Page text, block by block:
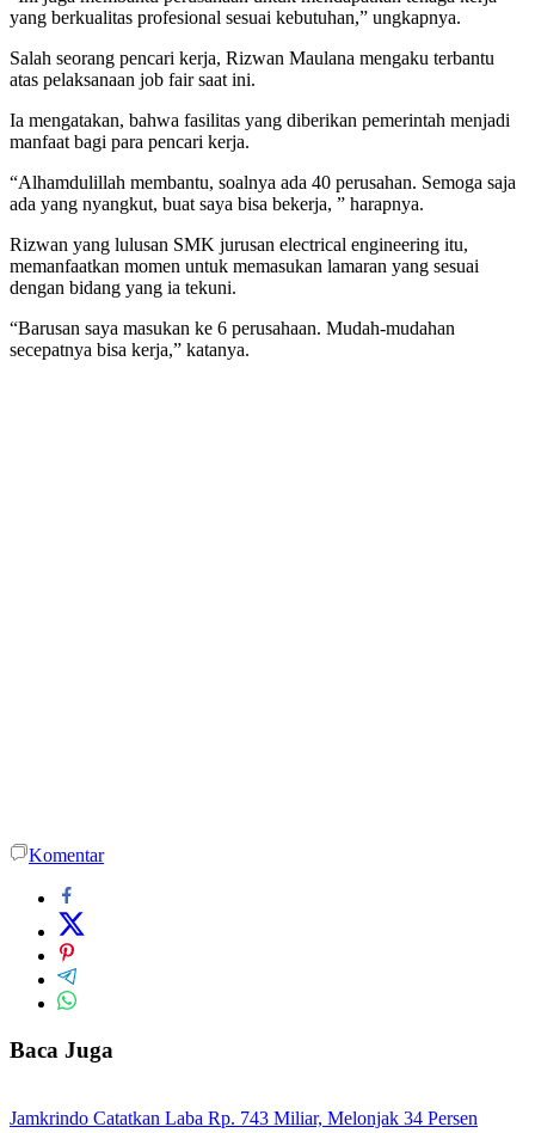
yang berkualitas profesional sesuai kebutuhan,” ungkapnya.
Salah seorang pencari kerja, Rizwan Maulana mengaku terbantu
atas pelaksanaan job fair saat ini.
Ia mengatakan, bahwa fasilitas yang diberikan pemerintah menjadi
manfaat bagi para pencari kerja.
“Alhamdulillah membantu, soalnya ada 40 perusahan. Semoga saja
ada yang nyangkut, buat saya bisa bekerja, ” harapnya.
Rizwan yang lulusan SMK jurusan electrical engineering itu,
memanfaatkan momen untuk memasukan lamaran yang sesuai
dengan bidang yang ia tekuni.
“Barusan saya masukan ke 6 perusahaan. Mudah-mudahan
secepatnya bisa kerja,” katanya.
Komentar
Baca Juga
Jamkrindo Catatkan Laba Rp. 743 Miliar, Melonjak 34 Persen